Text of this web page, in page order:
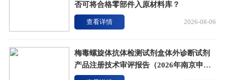
否可将合格零部件入原材料库？
2026-08-06
查看详情
梅毒螺旋体抗体检测试剂盒体外诊断试剂
产品注册技术审评报告（2026年南京申基
版）